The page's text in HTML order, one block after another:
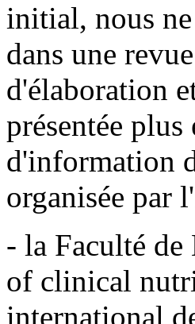
initial, nous
dans une
d'élaboration
présentée plus
d'information
organisée par
- la Faculté
of clinical
international